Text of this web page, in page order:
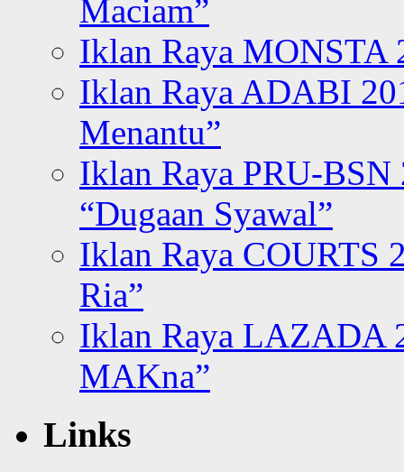
Maciam”
Iklan Raya MONSTA
Iklan Raya ADABI
Menantu”
Iklan Raya PRU-BSN
“Dugaan Syawal”
Iklan Raya COURTS
Ria”
Iklan Raya LAZADA
MAKna”
Links